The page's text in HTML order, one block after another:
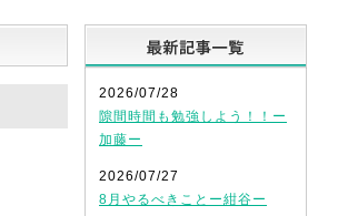
2026/07/28
隙間時間も勉強しよう！！ー
加藤ー
2026/07/27
8月やるべきことー紺谷ー